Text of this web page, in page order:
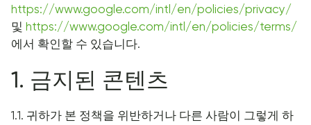
https://www.google.com/intl/en/policies/privacy/
및 https://www.google.com/intl/en/policies/terms/
에서 확인할 수 있습니다.
1. 금지된 콘텐츠
1.1. 귀하가 본 정책을 위반하거나 다른 사람이 그렇게 하